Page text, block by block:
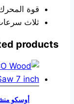
قوة المحرك: 2000
ثلاث
products
أوسكو